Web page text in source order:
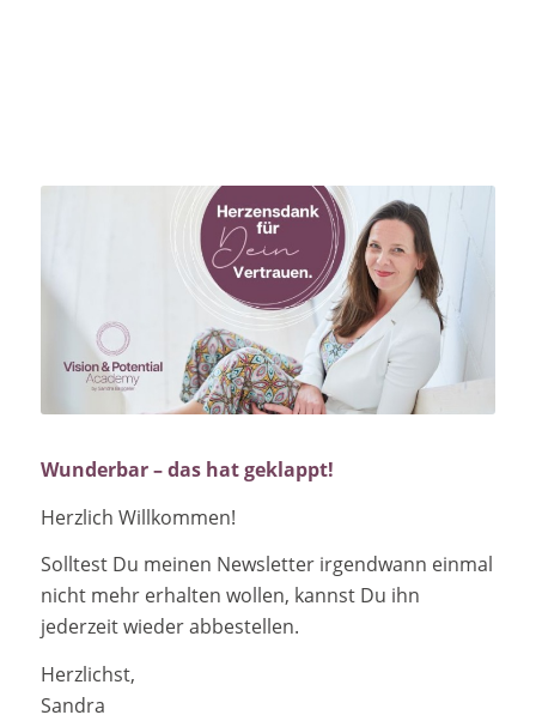
Wunderbar – das hat geklappt!
Herzlich Willkommen!
Solltest Du meinen Newsletter irgendwann einmal
nicht mehr erhalten wollen, kannst Du ihn
jederzeit wieder abbestellen.
Herzlichst,
Sandra